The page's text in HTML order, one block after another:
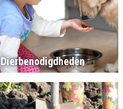
Dierbenodigdheden